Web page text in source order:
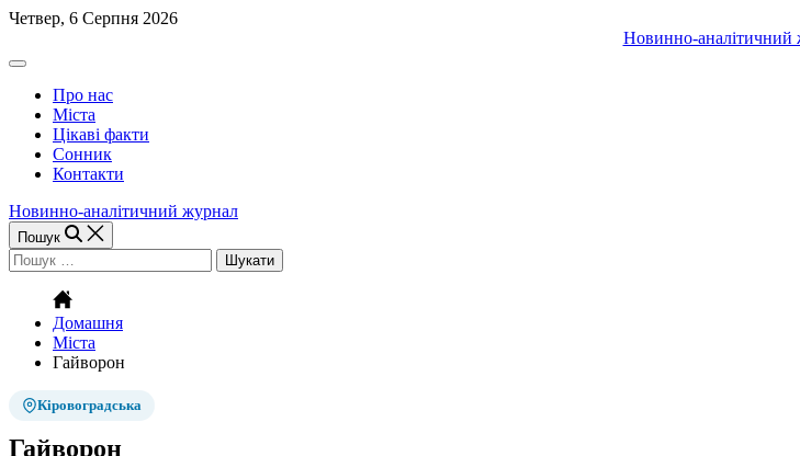
Перейти
вмісту
Четвер, 6 Серпня 2026
Новинно-аналітичний
Off
Canvas
(поза
полотном)
Про нас
Міста
Цікаві факти
Сонник
Контакти
Новинно-аналітичний журнал
Пошук
Пошук:
Домашня
Міста
Гайворон
Кіровоградська
Гайворон